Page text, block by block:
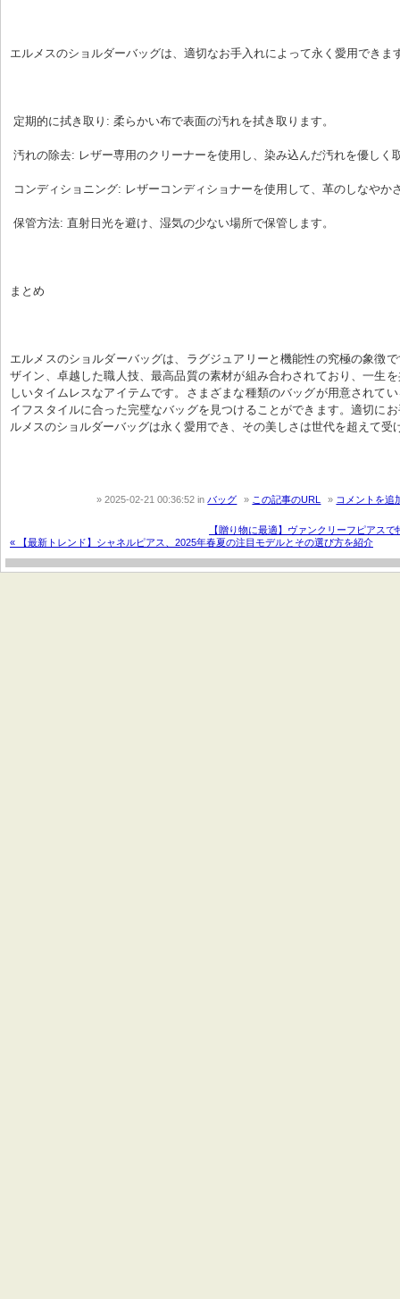
エルメスのショルダーバッグは、適切なお手入れによって永く愛用できま
定期的に拭き取り: 柔らかい布で表面の汚れを拭き取ります。
汚れの除去: レザー専用のクリーナーを使用し、染み込んだ汚れを優しく
コンディショニング: レザーコンディショナーを使用して、革のしなやか
保管方法: 直射日光を避け、湿気の少ない場所で保管します。
まとめ
エルメスのショルダーバッグは、ラグジュアリーと機能性の究極の象徴
ザイン、卓越した職人技、最高品質の素材が組み合わされており、一生
しいタイムレスなアイテムです。さまざまな種類のバッグが用意されて
イフスタイルに合った完璧なバッグを見つけることができます。適切に
ルメスのショルダーバッグは永く愛用でき、その美しさは世代を超えて受
2025-02-21 00:36:52inバッグ この記事のURL コメントを追
【贈り物に最適】ヴァンクリーフピアス
« 【最新トレンド】シャネルピアス、2025年春夏の注目モデルとその選び方を紹介